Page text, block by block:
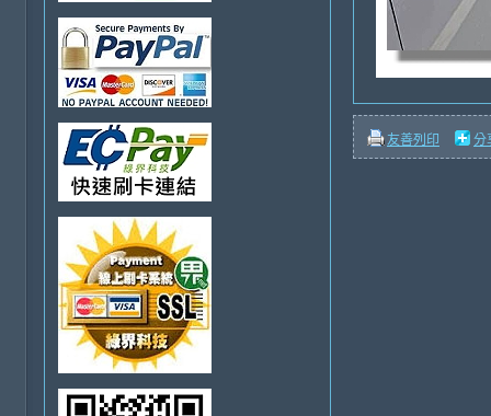
友善列印 分